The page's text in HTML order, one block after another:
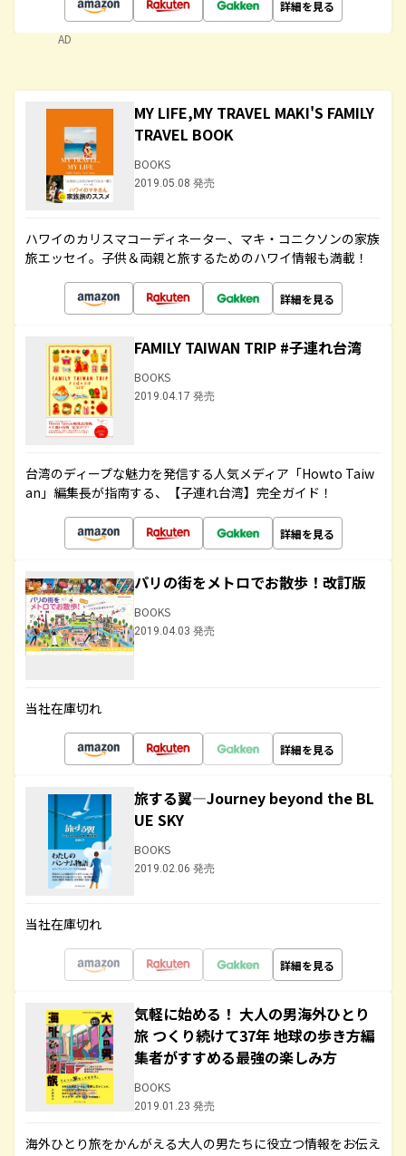
詳細を見る
AD
MY LIFE,MY TRAVEL MAKI'S FAMILY
TRAVEL BOOK
BOOKS
2019.05.08 発売
ハワイのカリスマコーディネーター、マキ・コニクソンの家族
旅エッセイ。子供＆両親と旅するためのハワイ情報も満載！
詳細を見る
FAMILY TAIWAN TRIP #子連れ台湾
BOOKS
2019.04.17 発売
台湾のディープな魅力を発信する人気メディア「Howto Taiw
an」編集長が指南する、【子連れ台湾】完全ガイド！
詳細を見る
パリの街をメトロでお散歩！改訂版
BOOKS
2019.04.03 発売
当社在庫切れ
詳細を見る
旅する翼―Journey beyond the BL
UE SKY
BOOKS
2019.02.06 発売
当社在庫切れ
詳細を見る
気軽に始める！ 大人の男海外ひとり
旅 つくり続けて37年 地球の歩き方編
集者がすすめる最強の楽しみ方
BOOKS
2019.01.23 発売
海外ひとり旅をかんがえる大人の男たちに役立つ情報をお伝え